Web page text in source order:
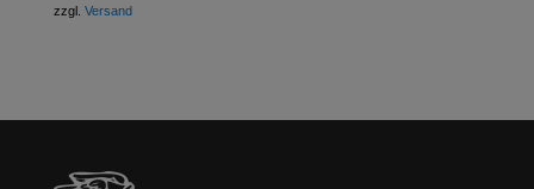
zzgl. Versand